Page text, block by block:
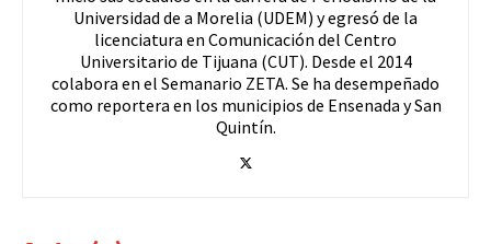
Universidad de a Morelia (UDEM) y egresó de la
licenciatura en Comunicación del Centro
Universitario de Tijuana (CUT). Desde el 2014
colabora en el Semanario ZETA. Se ha desempeñado
como reportera en los municipios de Ensenada y San
Quintín.